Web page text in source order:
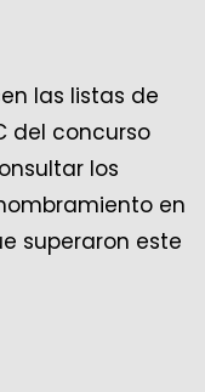
las listas de
del concurso
los
en
superaron este